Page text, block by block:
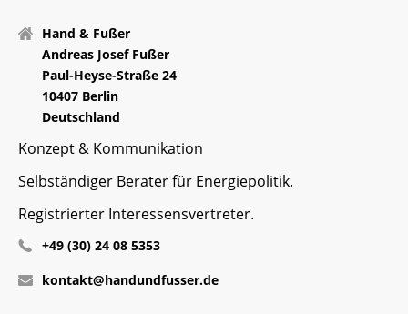
Hand & Fußer
Andreas Josef Fußer
Paul-Heyse-Straße 24
10407 Berlin
Deutschland
Konzept & Kommunikation
Selbständiger Berater für Energiepolitik.
Registrierter Interessensvertreter.
+49 (30) 24 08 5353
kontakt@handundfusser.de